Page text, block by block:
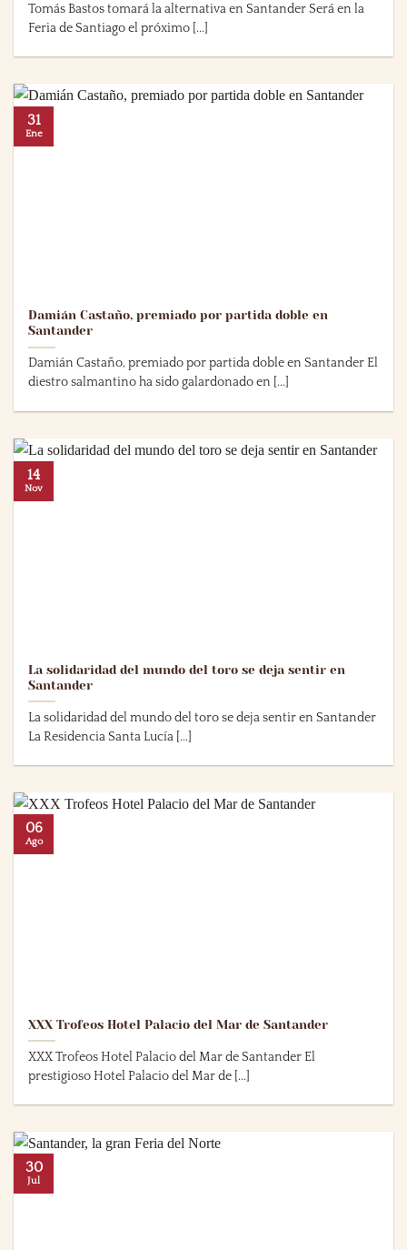
Tomás Bastos tomará la alternativa en Santander Será en la
Feria de Santiago el próximo [...]
Damián Castaño, premiado por partida doble en
Santander
Damián Castaño, premiado por partida doble en Santander El
diestro salmantino ha sido galardonado en [...]
31
Ene
La solidaridad del mundo del toro se deja sentir en
Santander
La solidaridad del mundo del toro se deja sentir en Santander
La Residencia Santa Lucía [...]
14
Nov
XXX Trofeos Hotel Palacio del Mar de Santander
XXX Trofeos Hotel Palacio del Mar de Santander El
prestigioso Hotel Palacio del Mar de [...]
06
Ago
30
Jul